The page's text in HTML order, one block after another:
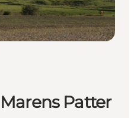
Patter